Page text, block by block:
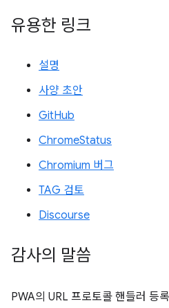
유용한 링크
설명
사양 초안
GitHub
ChromeStatus
Chromium 버그
TAG 검토
Discourse
감사의 말씀
PWA의 URL 프로토콜 핸들러 등